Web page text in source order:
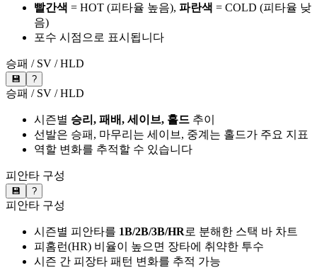
빨간색 = HOT (피타율 높음), 파란색 = COLD (피타율 낮
음)
포수 시점으로 표시됩니다
승패 / SV / HLD
💾 ?
승패 / SV / HLD
시즌별 승리, 패배, 세이브, 홀드 추이
선발은 승패, 마무리는 세이브, 중계는 홀드가 주요 지표
역할 변화를 추적할 수 있습니다
피안타 구성
💾 ?
피안타 구성
시즌별 피안타를 1B/2B/3B/HR로 분해한 스택 바 차트
피홈런(HR) 비율이 높으면 장타에 취약한 투수
시즌 간 피장타 패턴 변화를 추적 가능